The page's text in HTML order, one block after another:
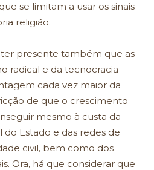
se limitam a usar os sinais
religião.
presente também que as
radical e da tecnocracia
cada vez maior da
de que o crescimento
mesmo à custa da
do Estado e das redes de
civil, bem como dos
Ora, há que considerar que